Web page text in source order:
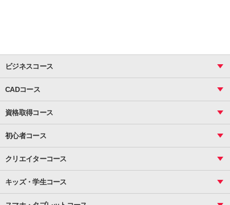
ビジネスコース
関数
ピボットテーブル
マクロ
資料作成（基礎）
資料作成（応用）
CADコース
図面作成（基礎）
図面作成（応用）
資格取得コース
ビジネス統計
CS
サーティファイ
初心者コース
インターネット活用
メール活用
クリエイターコース
基礎
応用
キッズ・学生コース